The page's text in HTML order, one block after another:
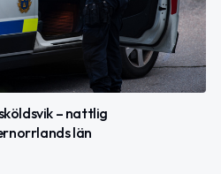
– nattlig
län